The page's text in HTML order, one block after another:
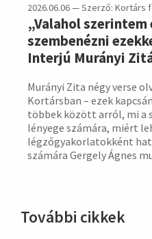
2026.06.06 — Szerző: Kortárs
„Valahol
szembenézni
Interjú Murányi
Murányi Zita négy verse
Kortársban – ezek
többek között arról, mi a
lényege számára, miért
légzőgyakorlatokként
számára Gergely Ágnes
További cikkek